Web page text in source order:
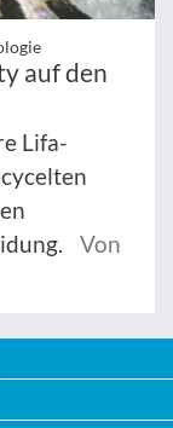
auf den
Lifa-
Von